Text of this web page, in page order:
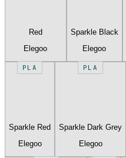
Red
Elegoo
Sparkle Black
Elegoo
PLA
Sparkle Red
Elegoo
PLA
Sparkle Dark Grey
Elegoo